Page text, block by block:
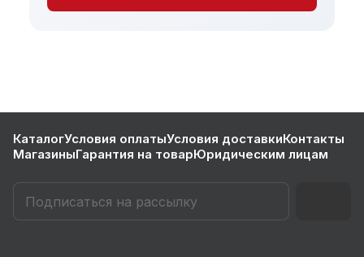
КаталогУсловия оплатыУсловия доставкиКонтакты
МагазиныГарантия на товарЮридическим лицам